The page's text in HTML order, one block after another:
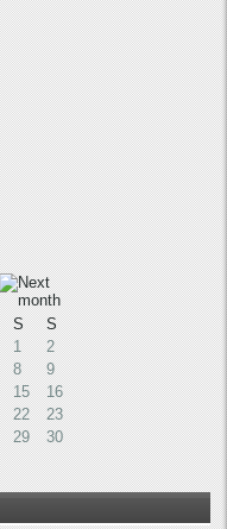
S
S
1
2
8
9
15
16
22
23
29
30